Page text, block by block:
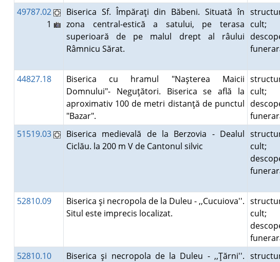
49787.02
1
Biserica Sf. Împăraţi din Băbeni. Situată în
zona central-estică a satului, pe terasa
superioară de pe malul drept al râului
Râmnicu Sărat.
cult;
44827.18
Biserica cu hramul "Naşterea Maicii
Domnului"- Neguţători. Biserica se află la
aproximativ 100 de metri distanţă de punctul
"Bazar".
cult;
51519.03
Biserica medievală de la Berzovia - Dealul
Ciclău. la 200 m V de Cantonul silvic
cult;
52810.09
Biserica şi necropola de la Duleu - ,,Cucuiova''.
Situl este imprecis localizat.
cult;
52810.10
Biserica şi necropola de la Duleu - ,,Ţărni''.